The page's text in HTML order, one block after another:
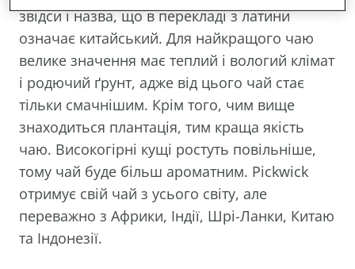
звідси і назва, що в перекладі з латини
означає китайський. Для найкращого чаю
велике значення має теплий і вологий клімат
і родючий ґрунт, адже від цього чай стає
тільки смачнішим. Крім того, чим вище
знаходиться плантація, тим краща якість
чаю. Високогірні кущі ростуть повільніше,
тому чай буде більш ароматним. Pickwick
отримує свій чай з усього світу, але
переважно з Африки, Індії, Шрі-Ланки, Китаю
та Індонезії.